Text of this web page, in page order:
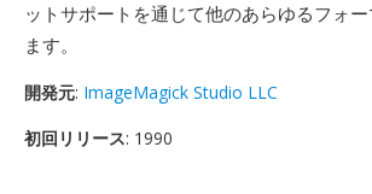
ットサポートを通じて他のあらゆるフォ
ます。
開発元: ImageMagick Studio LLC
初回リリース: 1990